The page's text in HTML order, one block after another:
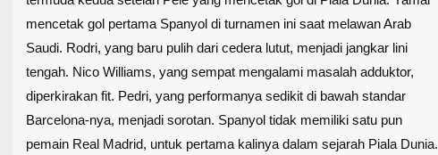
mencetak gol pertama Spanyol di turnamen ini saat melawan Arab
Saudi. Rodri, yang baru pulih dari cedera lutut, menjadi jangkar lini
tengah. Nico Williams, yang sempat mengalami masalah adduktor,
diperkirakan fit. Pedri, yang performanya sedikit di bawah standar
Barcelona-nya, menjadi sorotan. Spanyol tidak memiliki satu pun
pemain Real Madrid, untuk pertama kalinya dalam sejarah Piala Dunia.